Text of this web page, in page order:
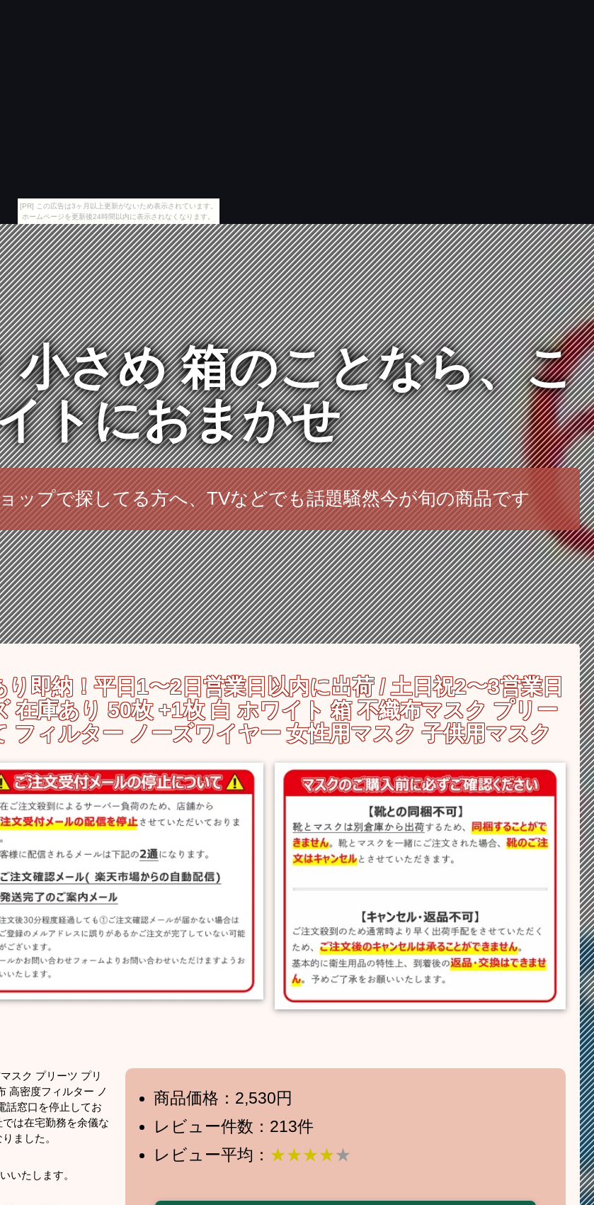
[PR] この広告は3ヶ月以上更新がないため表示されています。
ホームページを更新後24時間以内に表示されなくなります。
小さめ 箱のことなら、こ
トにおまかせ
ップで探してる方へ、TVなどでも話題騒然今が旬の商品です
即納！平日1〜2日営業日以内に出荷 / 土日祝2〜3営業日
在庫あり 50枚 +1枚 白 ホワイト 箱 不織布マスク プリー
フィルター ノーズワイヤー 女性用マスク 子供用マスク
スク プリーツ プリ
高密度フィルター ノ
話窓口を停止してお
は在宅勤務を余儀な
ました。
いたします。
商品価格：2,530円
レビュー件数：213件
レビュー平均： ★★★★★